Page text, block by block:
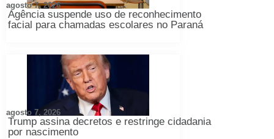
Agência suspende uso de reconhecimento
facial para chamadas escolares no Paraná
agosto 7, 2026
Trump assina decretos e restringe cidadania
por nascimento
agosto 7, 2026